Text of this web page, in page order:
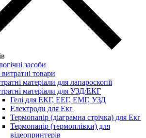
засоби
товари
матеріали для лапароскопії
матеріали для УЗД/ЕКГ
Гелі для ЕКГ, ЕЕГ, ЕМГ, УЗД
Електроди для Екг
Термопапір (діаграмна стрічка) для Екг
Термопапір (термоплівки) для
відеопринтерів